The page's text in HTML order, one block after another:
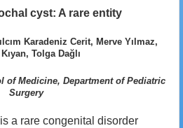
cyst: A rare entity
Karadeniz Cerit, Merve Yılmaz,
Tolga Dağlı
of Medicine, Department of Pediatric
Surgery
a rare congenital disorder